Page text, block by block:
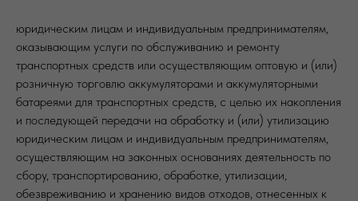
юридическим лицам и индивидуальным предпринимателям,
оказывающим услуги по обслуживанию и ремонту
транспортных средств или осуществляющим оптовую и (или)
розничную торговлю аккумуляторами и аккумуляторными
батареями для транспортных средств, с целью их накопления
и последующей передачи на обработку и (или) утилизацию
юридическим лицам и индивидуальным предпринимателям,
осуществляющим на законных основаниях деятельность по
сбору, транспортированию, обработке, утилизации,
обезвреживанию и хранению видов отходов, отнесенных к